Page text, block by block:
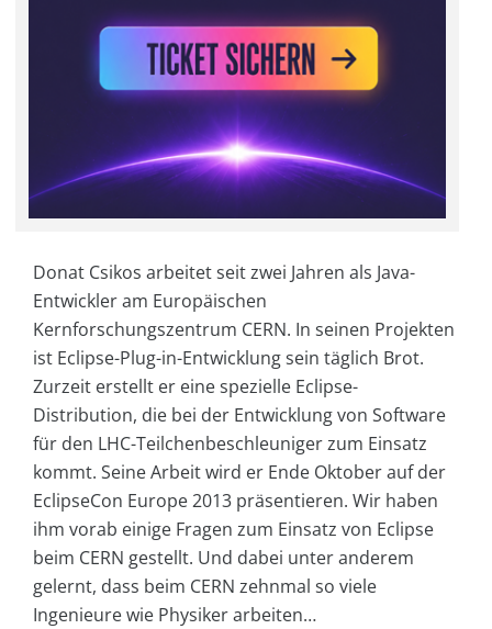
Donat Csikos arbeitet seit zwei Jahren als Java-
Entwickler am Europäischen
Kernforschungszentrum CERN. In seinen Projekten
ist Eclipse-Plug-in-Entwicklung sein täglich Brot.
Zurzeit erstellt er eine spezielle Eclipse-
Distribution, die bei der Entwicklung von Software
für den LHC-Teilchenbeschleuniger zum Einsatz
kommt. Seine Arbeit wird er Ende Oktober auf der
EclipseCon Europe 2013 präsentieren. Wir haben
ihm vorab einige Fragen zum Einsatz von Eclipse
beim CERN gestellt. Und dabei unter anderem
gelernt, dass beim CERN zehnmal so viele
Ingenieure wie Physiker arbeiten…